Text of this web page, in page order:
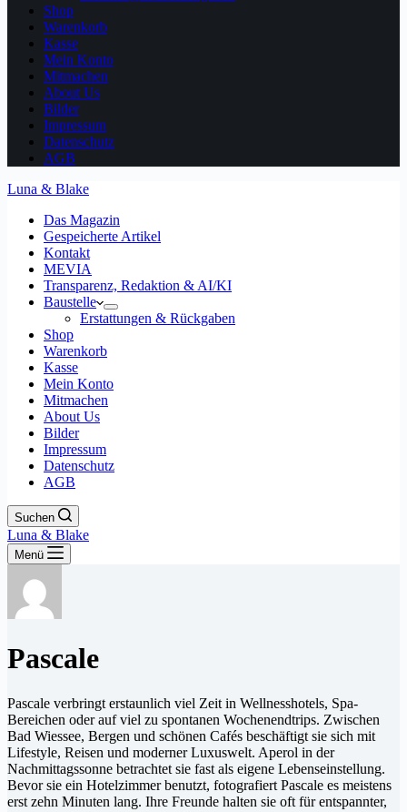
Shop
Warenkorb
Kasse
Mein Konto
Mitmachen
About Us
Bilder
Impressum
Datenschutz
AGB
Luna & Blake
Das Magazin
Gespeicherte Artikel
Kontakt
MEVIA
Transparenz, Redaktion & AI/KI
Baustelle
Erstattungen & Rückgaben
Shop
Warenkorb
Kasse
Mein Konto
Mitmachen
About Us
Bilder
Impressum
Datenschutz
AGB
Suchen
Luna & Blake
Menü
Pascale
Pascale verbringt erstaunlich viel Zeit in Wellnesshotels, Spa-
Bereichen oder auf viel zu spontanen Wochenendtrips. Zwischen
Bad Wiessee, Bergen und schönen Cafés beschäftigt sie sich mit
Lifestyle, Reisen und moderner Luxuswelt. Aperol in der
Nachmittagssonne betrachtet sie fast als eigene Lebenseinstellung.
Bevor sie ein Hotelzimmer benutzt, fotografiert Pascale es meistens
erst zehn Minuten lang. Ihre Freunde halten sie oft für entspannter,